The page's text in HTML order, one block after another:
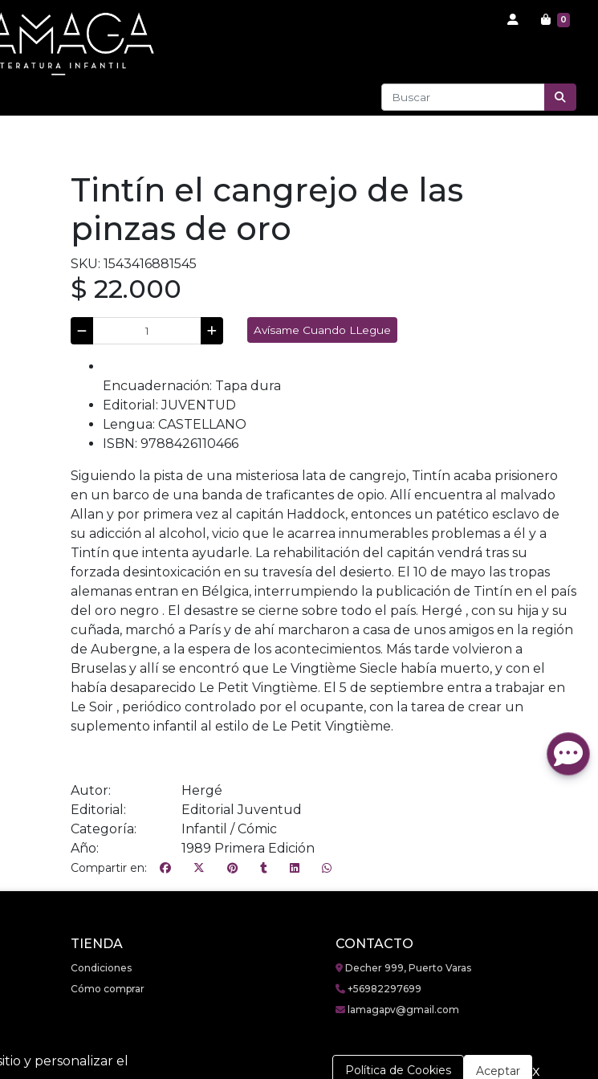
0
Tintín el cangrejo de las
pinzas de oro
SKU: 1543416881545
$ 22.000
Avísame Cuando LLegue
Encuadernación: Tapa dura
Editorial: JUVENTUD
Lengua: CASTELLANO
ISBN: 9788426110466
Siguiendo la pista de una misteriosa lata de cangrejo, Tintín acaba prisionero
en un barco de una banda de traficantes de opio. Allí encuentra al malvado
Allan y por primera vez al capitán Haddock, entonces un patético esclavo de
su adicción al alcohol, vicio que le acarrea innumerables problemas a él y a
Tintín que intenta ayudarle. La rehabilitación del capitán vendrá tras su
forzada desintoxicación en su travesía del desierto. El 10 de mayo las tropas
alemanas entran en Bélgica, interrumpiendo la publicación de Tintín en el país
del oro negro . El desastre se cierne sobre todo el país. Hergé , con su hija y su
cuñada, marchó a París y de ahí marcharon a casa de unos amigos en la región
de Aubergne, a la espera de los acontecimientos. Más tarde volvieron a
Bruselas y allí se encontró que Le Vingtième Siecle había muerto, y con el
había desaparecido Le Petit Vingtième. El 5 de septiembre entra a trabajar en
Le Soir , periódico controlado por el ocupante, con la tarea de crear un
suplemento infantil al estilo de Le Petit Vingtième.
Autor:
Hergé
Editorial:
Editorial Juventud
Categoría:
Infantil / Cómic
Año:
1989 Primera Edición
Compartir en:
TIENDA
Condiciones
Cómo comprar
CONTACTO
Decher 999, Puerto Varas
+56982297699
lamagapv@gmail.com
y personalizar el
Política de Cookies Aceptar x